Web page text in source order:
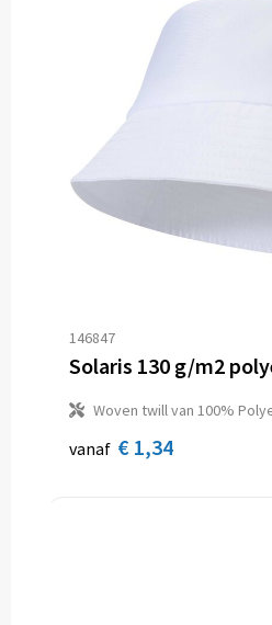
146847
Woven twill van 100%
vanaf € 1,34